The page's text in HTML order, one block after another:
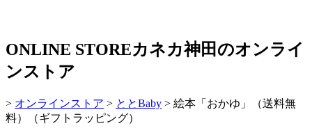
ONLINE STOREカネカ神田のオンライ
ンストア
> オンラインストア > ととBaby > 絵本「おかゆ」（送料無
料）（ギフトラッピング）